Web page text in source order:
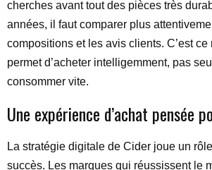
cherches avant tout des pièces très
années, il faut comparer plus
compositions et les avis clients. C’est ce
permet d’acheter intelligemment, pas
consommer vite.
Une expérience d’achat pensée
La stratégie digitale de Cider joue un
succès. Les marques qui réussissent le